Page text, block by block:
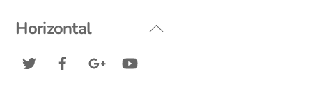
Back
Horizontal
Twitter FacebookGoogle+